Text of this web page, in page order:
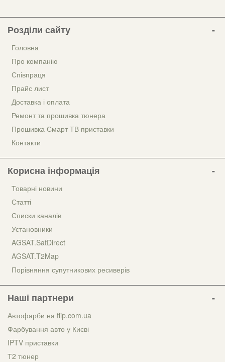
Розділи сайту
Головна
Про компанію
Співпраця
Прайс лист
Доставка і оплата
Ремонт та прошивка тюнера
Прошивка Смарт ТВ приставки
Контакти
Корисна інформація
Товарні новини
Статті
Списки каналів
Установники
AGSAT.SatDirect
AGSAT.T2Map
Порівняння супутникових ресиверів
Наші партнери
Автофарби на flip.com.ua
Фарбування авто у Києві
IPTV приставки
Т2 тюнер